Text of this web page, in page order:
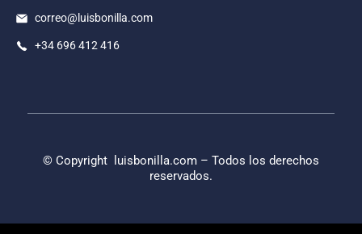
correo@luisbonilla.com
+34 696 412 416
© Copyright luisbonilla.com – Todos los derechos
reservados.